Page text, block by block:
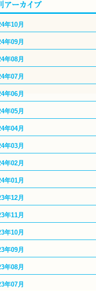
年10月
年09月
年08月
年07月
年06月
年05月
年04月
年03月
年02月
年01月
年12月
年11月
年10月
年09月
年08月
年07月